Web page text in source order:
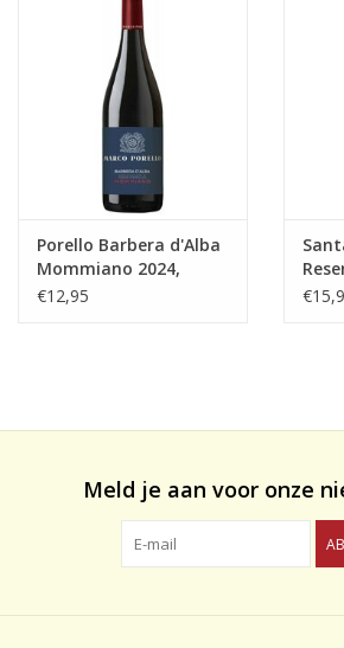
Porello Barbera d'Alba
Mommiano 2024,
D.O.C.
€12,95
Meld je aan voor onze